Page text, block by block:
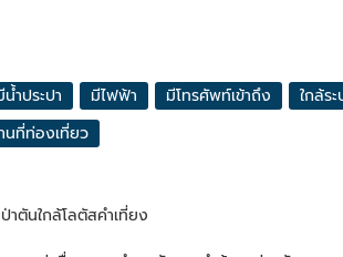
น้ำประปา มีไฟฟ้า มีโทรศัพท์เข้าถึง ใกล้ร
นที่ท่องเที่ยว
าตันใกล้โลตัสคำเที่ยง